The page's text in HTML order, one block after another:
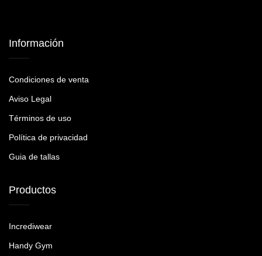
Información
Condiciones de venta
Aviso Legal
Términos de uso
Política de privacidad
Guia de tallas
Productos
Incrediwear
Handy Gym